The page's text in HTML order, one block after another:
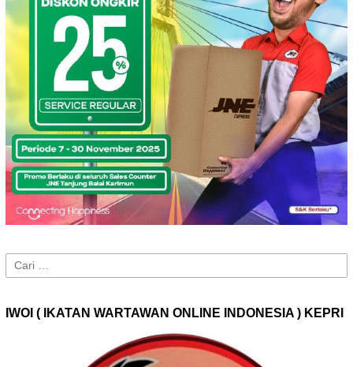
Cari
untuk:
IWOI ( IKATAN WARTAWAN ONLINE INDONESIA ) KEPRI